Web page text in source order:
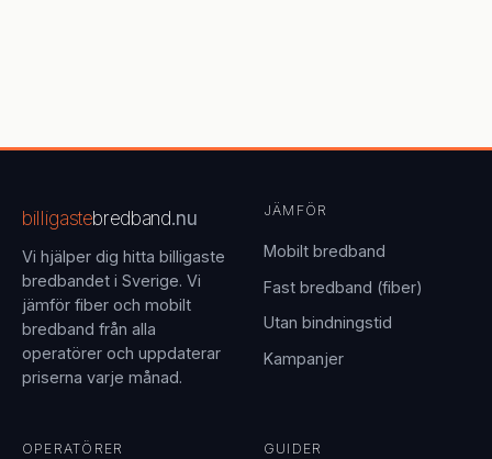
billigastebredband.nu
Vi hjälper dig hitta billigaste
bredbandet i Sverige. Vi
jämför fiber och mobilt
bredband från alla
operatörer och uppdaterar
priserna varje månad.
JÄMFÖR
Mobilt bredband
Fast bredband (fiber)
Utan bindningstid
Kampanjer
OPERATÖRER GUIDER